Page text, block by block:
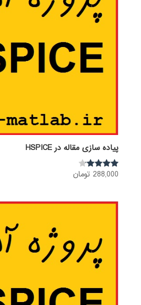
پیاده سازی مقاله در HSPICE
نمره
288,000 تومان